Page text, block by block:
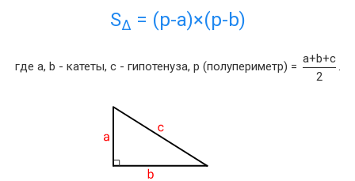
SΔ = (p-a)×(p-b)
где a, b - катеты, c - гипотенуза, p (полупериметр) =
a+b+c
2
.